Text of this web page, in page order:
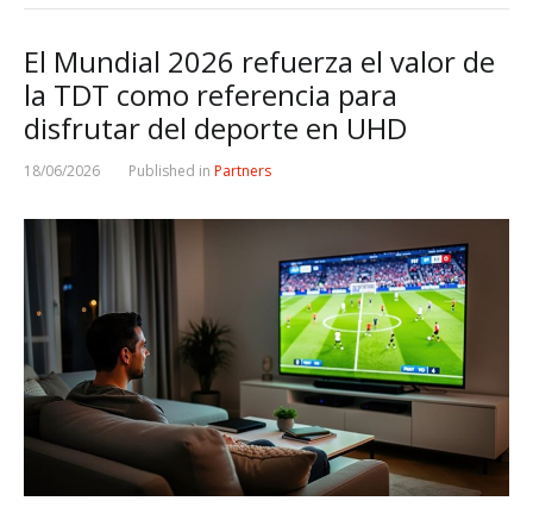
El Mundial 2026 refuerza el valor de
la TDT como referencia para
disfrutar del deporte en UHD
18/06/2026 Published in Partners